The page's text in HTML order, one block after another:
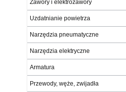
Zawory i elektrozawory
Uzdatnianie powietrza
Narzędzia pneumatyczne
Narzędzia elektryczne
Armatura
Przewody, węże, zwijadła